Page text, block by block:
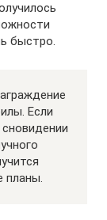
быстро.
Если
планы.